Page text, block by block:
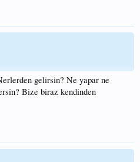
gelirsin? Ne yapar ne
Bize biraz kendinden